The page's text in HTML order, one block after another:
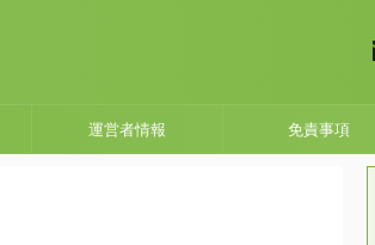
運営者情報 免責事項